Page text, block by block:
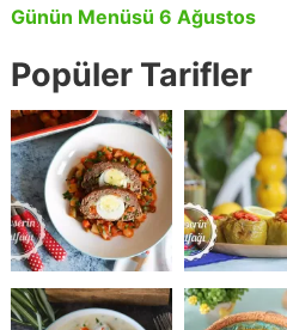
Günün Menüsü 6 Ağustos
Popüler Tarifler